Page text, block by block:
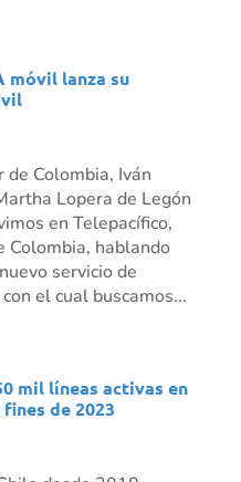
móvil lanza su
Colombia, Iván
Lopera de Legón
en Telepacífico,
Colombia, hablando
servicio de
el cual buscamos...
mil líneas activas en
de 2023